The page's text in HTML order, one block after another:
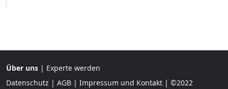
Über uns | Experte werden
Datenschutz | AGB | Impressum und Kontakt | ©2022